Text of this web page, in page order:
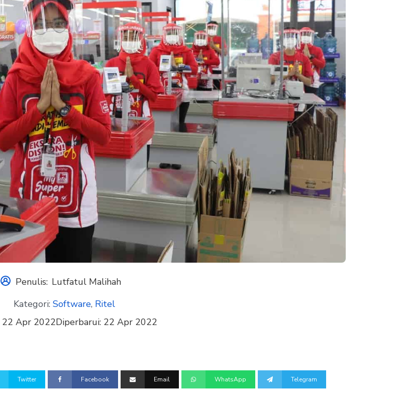
Penulis: Lutfatul Malihah
Kategori: Software, Ritel
22 Apr 2022Diperbarui: 22 Apr 2022
Twitter Facebook Email WhatsApp Telegram